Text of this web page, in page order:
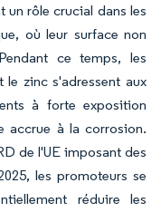
un rôle crucial dans les
où leur surface non
ce temps, les
zinc s'adressent aux
à forte exposition
accrue à la corrosion.
de l'UE imposant des
les promoteurs se
réduire les